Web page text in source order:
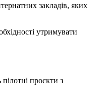
закладів, яких
утримувати
проєкти з